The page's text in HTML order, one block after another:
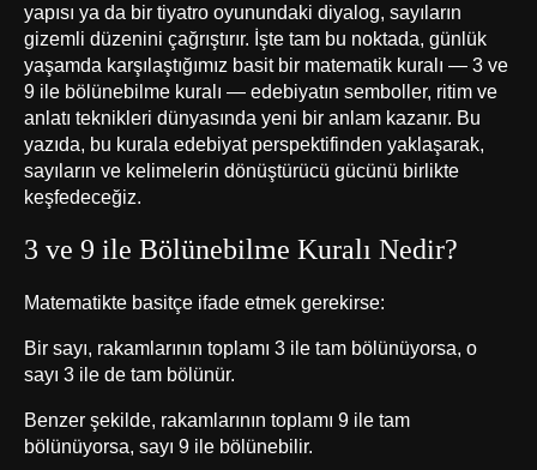
yapısı ya da bir tiyatro oyunundaki diyalog, sayıların
gizemli düzenini çağrıştırır. İşte tam bu noktada, günlük
yaşamda karşılaştığımız basit bir matematik kuralı — 3 ve
9 ile bölünebilme kuralı — edebiyatın semboller, ritim ve
anlatı teknikleri dünyasında yeni bir anlam kazanır. Bu
yazıda, bu kurala edebiyat perspektifinden yaklaşarak,
sayıların ve kelimelerin dönüştürücü gücünü birlikte
keşfedeceğiz.
3 ve 9 ile Bölünebilme Kuralı Nedir?
Matematikte basitçe ifade etmek gerekirse:
Bir sayı, rakamlarının toplamı 3 ile tam bölünüyorsa, o
sayı 3 ile de tam bölünür.
Benzer şekilde, rakamlarının toplamı 9 ile tam
bölünüyorsa, sayı 9 ile bölünebilir.